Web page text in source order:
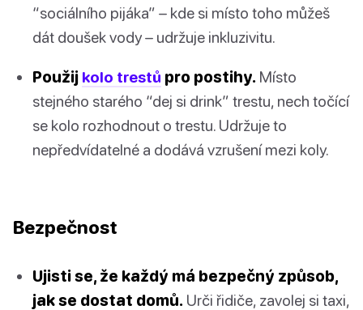
“sociálního pijáka” – kde si místo toho můžeš
dát doušek vody – udržuje inkluzivitu.
Použij kolo trestů pro postihy. Místo
stejného starého “dej si drink” trestu, nech točící
se kolo rozhodnout o trestu. Udržuje to
nepředvídatelné a dodává vzrušení mezi koly.
Bezpečnost
Ujisti se, že každý má bezpečný způsob,
jak se dostat domů. Urči řidiče, zavolej si taxi,